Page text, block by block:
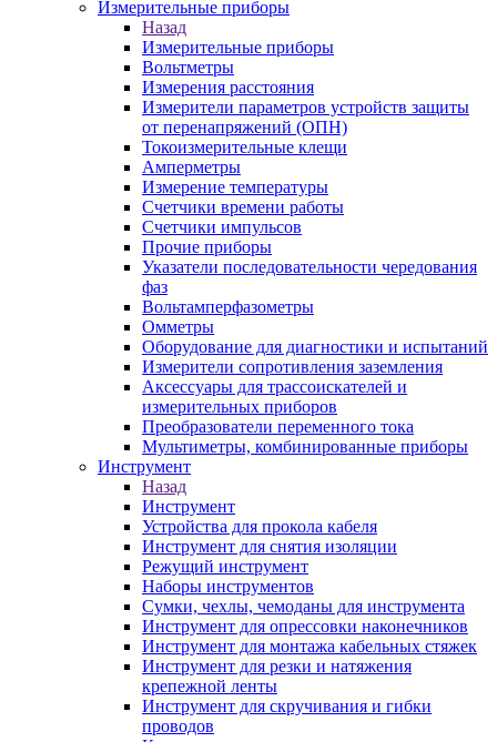
Измерительные приборы
Назад
Измерительные приборы
Вольтметры
Измерения расстояния
Измерители параметров устройств защиты
от перенапряжений (ОПН)
Токоизмерительные клещи
Амперметры
Измерение температуры
Счетчики времени работы
Счетчики импульсов
Прочие приборы
Указатели последовательности чередования
фаз
Вольтамперфазометры
Омметры
Оборудование для диагностики и испытаний
Измерители сопротивления заземления
Аксессуары для трассоискателей и
измерительных приборов
Преобразователи переменного тока
Мультиметры, комбинированные приборы
Инструмент
Назад
Инструмент
Устройства для прокола кабеля
Инструмент для снятия изоляции
Режущий инструмент
Наборы инструментов
Сумки, чехлы, чемоданы для инструмента
Инструмент для опрессовки наконечников
Инструмент для монтажа кабельных стяжек
Инструмент для резки и натяжения
крепежной ленты
Инструмент для скручивания и гибки
проводов